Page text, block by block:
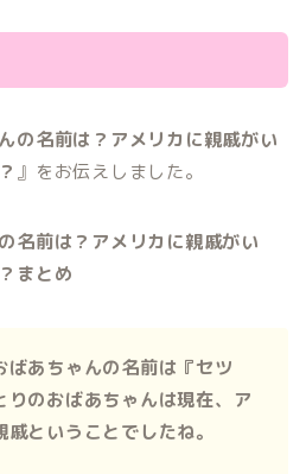
の名前は？アメリカに親戚がい
』をお伝えしました。
名前は？アメリカに親戚がい
まとめ
ばあちゃんの名前は『セツ
りのおばあちゃんは現在、ア
ということでしたね。